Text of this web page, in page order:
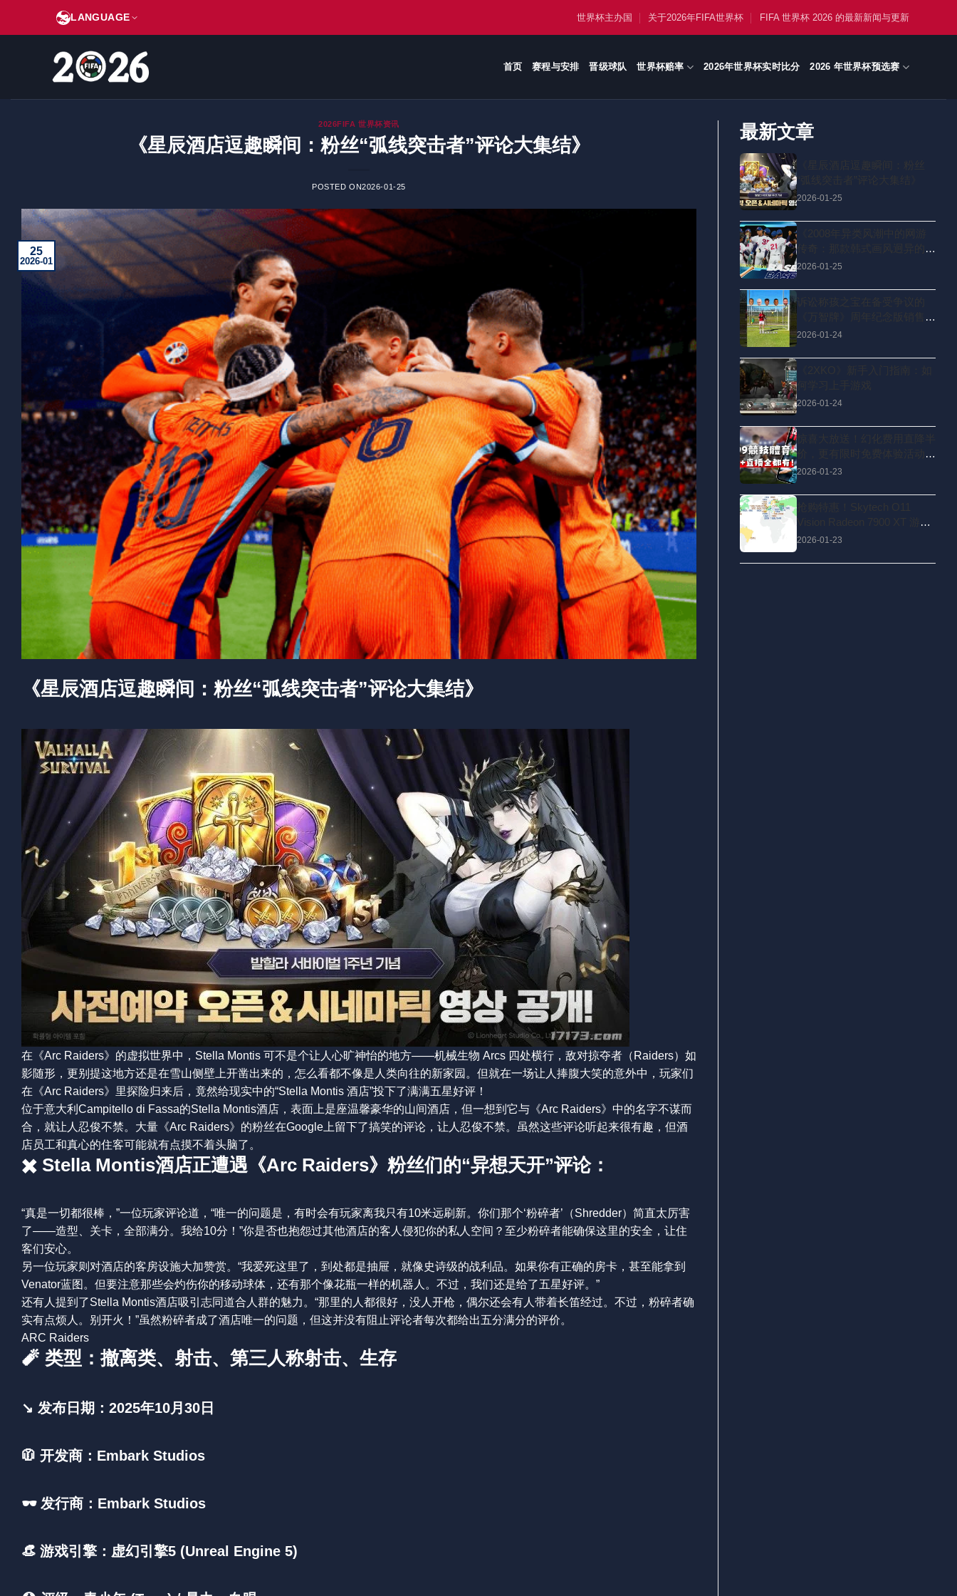
LANGUAGE 世界杯主办国 关于2026年FIFA世界杯 FIFA 世界杯 2026 的最新新闻与更新
首页 赛程与安排 晋级球队 世界杯赔率 2026年世界杯实时比分 2026 年世界杯预选赛
2026FIFA 世界杯资讯
《星辰酒店逗趣瞬间：粉丝“弧线突击者”评论大集结》
POSTED ON2026-01-25
25
2026-01
《星辰酒店逗趣瞬间：粉丝“弧线突击者”评论大集结》
在《Arc Raiders》的虚拟世界中，Stella Montis 可不是个让人心旷神怡的地方——机械生物 Arcs 四处横行，敌对掠夺者（Raiders）如
影随形，更别提这地方还是在雪山侧壁上开凿出来的，怎么看都不像是人类向往的新家园。但就在一场让人捧腹大笑的意外中，玩家们
在《Arc Raiders》里探险归来后，竟然给现实中的“Stella Montis 酒店”投下了满满五星好评！
位于意大利Campitello di Fassa的Stella Montis酒店，表面上是座温馨豪华的山间酒店，但一想到它与《Arc Raiders》中的名字不谋而
合，就让人忍俊不禁。大量《Arc Raiders》的粉丝在Google上留下了搞笑的评论，让人忍俊不禁。虽然这些评论听起来很有趣，但酒
店员工和真心的住客可能就有点摸不着头脑了。
✖️ Stella Montis酒店正遭遇《Arc Raiders》粉丝们的“异想天开”评论：
“真是一切都很棒，”一位玩家评论道，“唯一的问题是，有时会有玩家离我只有10米远刷新。你们那个‘粉碎者’（Shredder）简直太厉害
了——造型、关卡，全部满分。我给10分！”你是否也抱怨过其他酒店的客人侵犯你的私人空间？至少粉碎者能确保这里的安全，让住
客们安心。
另一位玩家则对酒店的客房设施大加赞赏。“我爱死这里了，到处都是抽屉，就像史诗级的战利品。如果你有正确的房卡，甚至能拿到
Venator蓝图。但要注意那些会灼伤你的移动球体，还有那个像花瓶一样的机器人。不过，我们还是给了五星好评。”
还有人提到了Stella Montis酒店吸引志同道合人群的魅力。“那里的人都很好，没人开枪，偶尔还会有人带着长笛经过。不过，粉碎者确
实有点烦人。别开火！”虽然粉碎者成了酒店唯一的问题，但这并没有阻止评论者每次都给出五分满分的评价。
ARC Raiders
🧨 类型：撤离类、射击、第三人称射击、生存
↘️ 发布日期：2025年10月30日
🧥 开发商：Embark Studios
🕶️ 发行商：Embark Studios
👒 游戏引擎：虚幻引擎5 (Unreal Engine 5)
最新文章
《星辰酒店逗趣瞬间：粉丝
“弧线突击者”评论大集结》
2026-01-25
《2008年异类风潮中的网游
传奇：那款韩式画风迥异的佳
作，如何俘获玩家心长达17
2026-01-25
诉讼称孩之宝在备受争议的
《万智牌》周年纪念版销售情
况上误导投资者
2026-01-24
《2XKO》新手入门指南：如
何学习上手游戏
2026-01-24
惊喜大放送！幻化费用直降半
价，更有限时免费体验活动等
你来！🎉🎁
2026-01-23
抢购特惠！Skytech O11
Vision Radeon 7900 XT 游戏
神器，4K超清体验只需1,597
2026-01-23